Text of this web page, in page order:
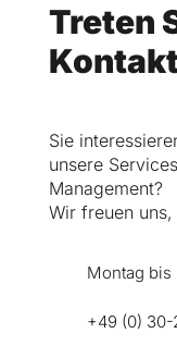
Treten
Sie
unsere
Management?
Wir freuen
Montag bis
+49 (0)